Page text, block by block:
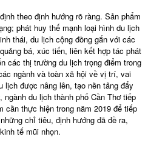
theo định hướng rõ ràng. Sản phẩm
phát huy thế mạnh loại hình du lịch
thái, du lịch cộng đồng gắn với các
bá, xúc tiến, liên kết hợp tác phát
các thị trường du lịch trọng điểm trong
ngành và toàn xã hội về vị trí, vai
lịch được nâng lên, tạo nền tảng đẩy
du lịch thành phố Cần Thơ tiếp
cần thực hiện trong năm 2019 để tiếp
chỉ tiêu, định hướng đã đề ra,
tế mũi nhọn.